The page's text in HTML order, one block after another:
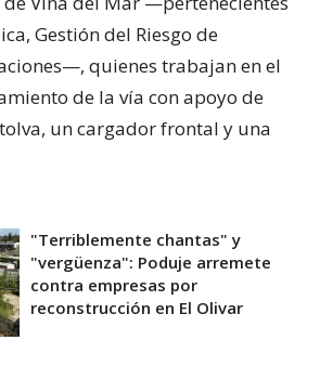
Gestión del Riesgo de
quienes trabajan en el
de la vía con apoyo de
un cargador frontal y una
"Terriblemente chantas" y
"vergüenza": Poduje arremete
contra empresas por
reconstrucción en El Olivar